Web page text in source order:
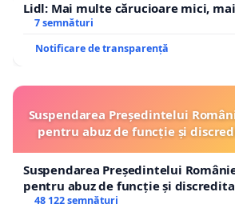
Lidl: Mai multe cărucioare mici,
7 semnături
Notificare de transparență
Suspendarea Președintelui
pentru abuz de funcție și
Suspendarea Președintelui
pentru abuz de funcție și
48 122 semnături